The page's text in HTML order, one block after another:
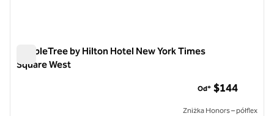
DoubleTree by Hilton Hotel New York Times
Square West
Od* $144
Zniżka Honors – półflex